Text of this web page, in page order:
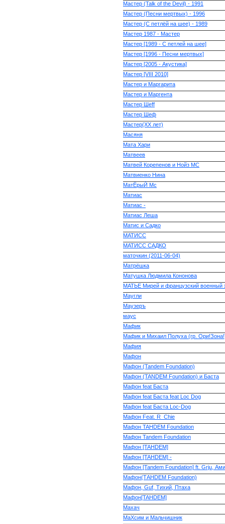
Мастер (Talk of the Devil) - 1991
Мастер (Песни мертвых) - 1996
Мастер (С петлёй на шее) - 1989
Мастер 1987 - Мастер
Мастер [1989 - С петлей на шее]
Мастер [1996 - Песни мертвых]
Мастер [2005 - Акустика]
Мастер [VIII 2010]
Мастер и Маргарита
Мастер и Маргента
Мастер Шеff
Мастер Шеф
Мастер(XX лет)
Масяня
Мата Хари
Матвеев
Матвей Корепенов и Нойз МС
Матвиенко Нина
МатЁрыЙ Мс
Матиас
Матиас -
Матиас Леша
Матис и Садко
МАТИСС
МАТИСС САДКО
маточкин (2011-06-04)
Матрёшка
Матушка Людмила Кононова
МАТЬЕ Мирей и французский военный
Маугли
Маузеръ
маус
Мафик
Мафик и Михаил Полуха (гр.
Мафия
Мафон
Мафон (Tandem Foundation)
Мафон (TANDEM Foundation) и Баста
Мафон feat Баста
Мафон feat Баста feat Loc Dog
Мафон feat Баста Loc-Dog
Мафон Feat. R_Chie
Мафон TAHDEM Foundation
Мафон Tandem Foundation
Мафон [TAHDEM]
Мафон [TAHDEM] -
Мафон [Tandem Foundation] ft. Grju,
Мафон(ТАНDEM Foundation)
Мафон, Guf, Тихий, Птаха
Мафон[TAHDEM]
Махач
МаХсим и Мальчишник